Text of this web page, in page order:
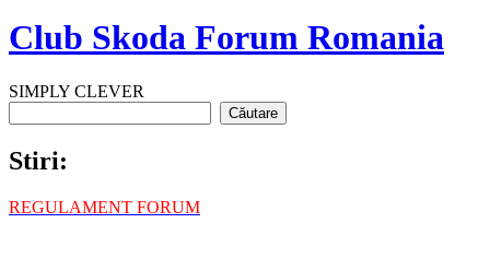
Club Skoda Forum Romania
SIMPLY CLEVER
Stiri:
REGULAMENT FORUM